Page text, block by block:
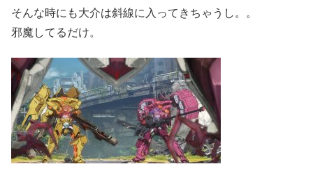
そんな時にも大介は斜線に入ってきちゃうし。。
邪魔してるだけ。